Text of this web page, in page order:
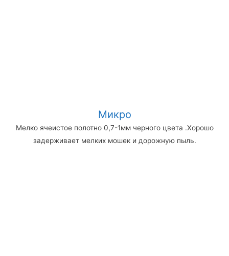
Микро
Мелко ячеистое полотно 0,7-1мм черного цвета .Хорошо
задерживает мелких мошек и дорожную пыль.